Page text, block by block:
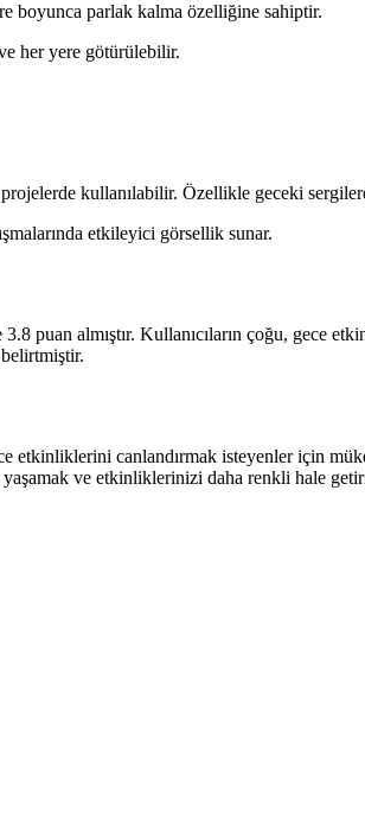
boyunca parlak kalma özelliğine sahiptir.
her yere götürülebilir.
projelerde kullanılabilir. Özellikle geceki
etkileyici görsellik sunar.
puan almıştır. Kullanıcıların çoğu, gece
canlandırmak isteyenler için
ve etkinliklerinizi daha renkli hale